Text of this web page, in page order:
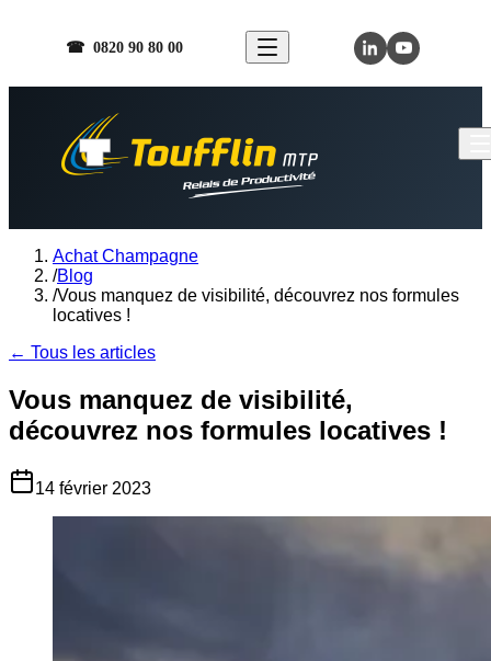
☎ 0820 90 80 00
Achat Champagne
/Blog
/Vous manquez de visibilité, découvrez nos formules
locatives !
← Tous les articles
Vous manquez de visibilité,
découvrez nos formules locatives !
14 février 2023